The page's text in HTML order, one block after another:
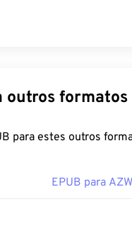
EPUB para outros formatos
pode converter seus arquivos EPUB para estes
EPUB para